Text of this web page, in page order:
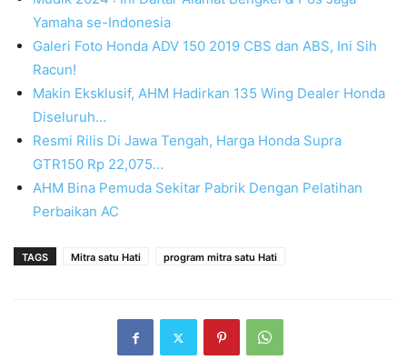
Yamaha se-Indonesia
Galeri Foto Honda ADV 150 2019 CBS dan ABS, Ini Sih
Racun!
Makin Eksklusif, AHM Hadirkan 135 Wing Dealer Honda
Diseluruh…
Resmi Rilis Di Jawa Tengah, Harga Honda Supra
GTR150 Rp 22,075…
AHM Bina Pemuda Sekitar Pabrik Dengan Pelatihan
Perbaikan AC
TAGS Mitra satu Hati program mitra satu Hati